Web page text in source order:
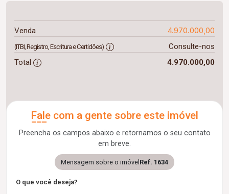
Venda 4.970.000,00
(ITBI, Registro, Escritura e Certidões)
Consulte-nos
Total
4.970.000,00
Fale com a gente sobre este imóvel
Preencha os campos abaixo e retornamos o seu contato
em breve.
Mensagem sobre o imóvel Ref. 1634
O que você deseja?